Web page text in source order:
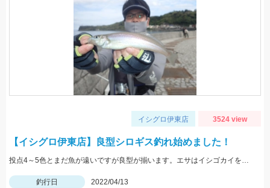
イシグロ伊東店 3524 view
【イシグロ伊東店】良型シロギス釣れ始めました！
投点4～5色とまだ魚が遠いですが良型が揃います。エサはイシゴカイを使用。
釣行日
2022/04/13